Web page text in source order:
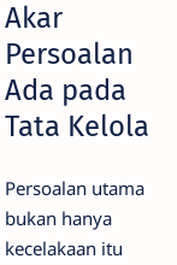
Akar
Persoalan
Ada pada
Tata Kelola
Persoalan utama
bukan hanya
kecelakaan itu